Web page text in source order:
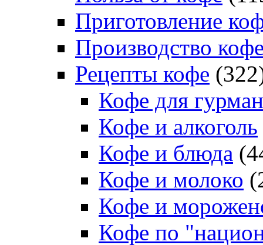
Приготовление
Производство
Рецепты кофе
Кофе для
Кофе и алкоголь
Кофе и блюда
Кофе и молоко
Кофе и
Кофе по